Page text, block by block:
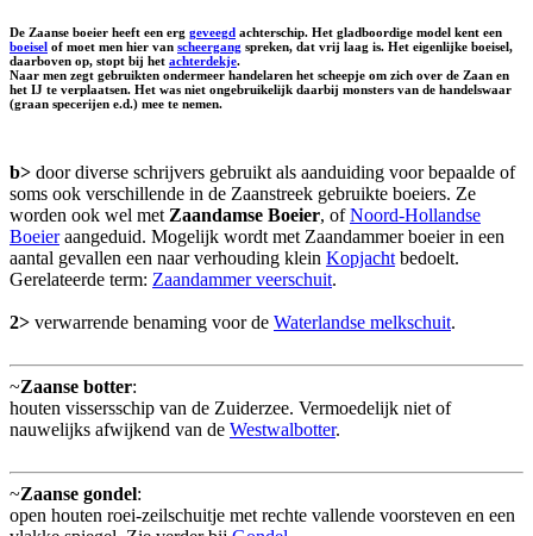
De Zaanse boeier heeft een erg geveegd achterschip. Het gladboordige model kent een
boeisel of moet men hier van scheergang spreken, dat vrij laag is. Het eigenlijke boeisel,
daarboven op, stopt bij het achterdekje.
Naar men zegt gebruikten ondermeer handelaren het scheepje om zich over de Zaan en
het IJ te verplaatsen. Het was niet ongebruikelijk daarbij monsters van de handelswaar
(graan specerijen e.d.) mee te nemen.
b> door diverse schrijvers gebruikt als aanduiding voor bepaalde of
soms ook verschillende in de Zaanstreek gebruikte boeiers. Ze
worden ook wel met Zaandamse Boeier, ofNoord-Hollandse
Boeieraangeduid. Mogelijk wordt met Zaandammer boeier in een
aantal gevallen een naar verhouding klein Kopjacht bedoelt.
Gerelateerde term: Zaandammer veerschuit.
2> verwarrende benaming voor de Waterlandse melkschuit.
~Zaanse botter:
houten vissersschip van de Zuiderzee. Vermoedelijk niet of
nauwelijks afwijkend van de Westwalbotter.
~Zaanse gondel:
open houten roei-zeilschuitje met rechte vallende voorsteven en een